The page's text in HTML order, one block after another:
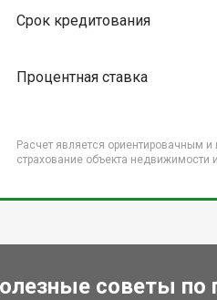
Срок кредитования
Процентная ставка
Расчет является ориентировачным
страхование объекта недвижимости
советы по